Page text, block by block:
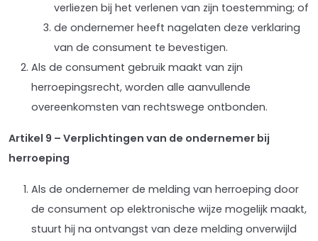
verliezen bij het verlenen van zijn toestemming; of
de ondernemer heeft nagelaten deze verklaring
van de consument te bevestigen.
Als de consument gebruik maakt van zijn
herroepingsrecht, worden alle aanvullende
overeenkomsten van rechtswege ontbonden.
Artikel 9 – Verplichtingen van de ondernemer bij
herroeping
Als de ondernemer de melding van herroeping door
de consument op elektronische wijze mogelijk maakt,
stuurt hij na ontvangst van deze melding onverwijld